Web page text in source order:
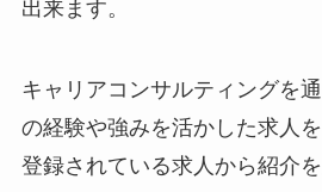
出来ます。
キャリアコンサルティングを
の経験や強みを活かした求人
登録されている求人から紹介